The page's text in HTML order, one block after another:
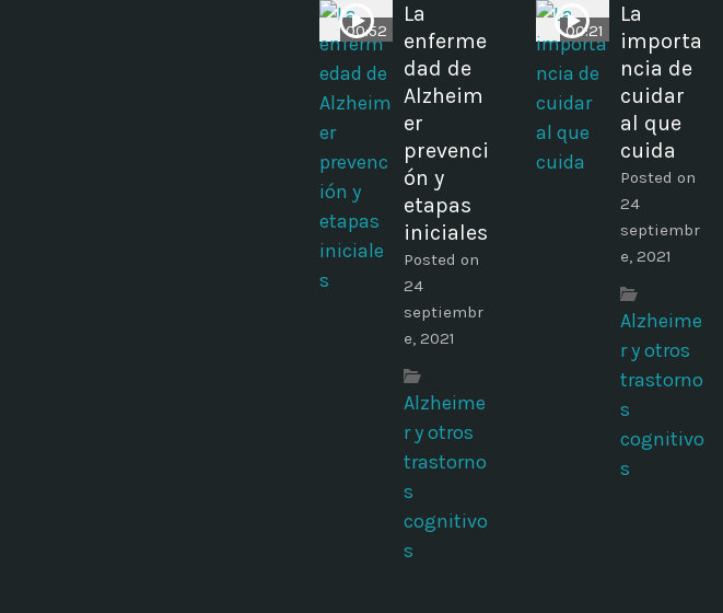
00:52
La
enferme
dad de
Alzheim
er
prevenci
ón y
etapas
iniciales
Posted on
24
septiembr
e, 2021
Alzheime
r y otros
trastorno
s
cognitivo
s
00:21
La
importa
ncia de
cuidar
al que
cuida
Posted on
24
septiembr
e, 2021
Alzheime
r y otros
trastorno
s
cognitivo
s